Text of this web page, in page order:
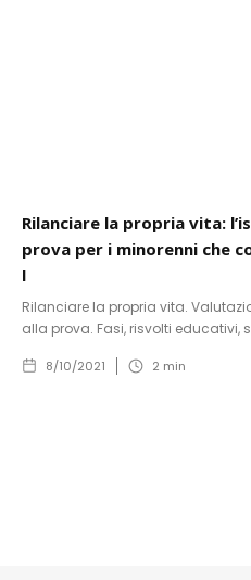
Rilanciare la propria vita:
prova per i minorenni che
I
Rilanciare la propria vita.
alla prova. Fasi, risvolti educativi,
8/10/2021 2 min